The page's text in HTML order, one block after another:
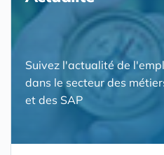
Suivez l'actualité de
dans le secteur des
et des SAP